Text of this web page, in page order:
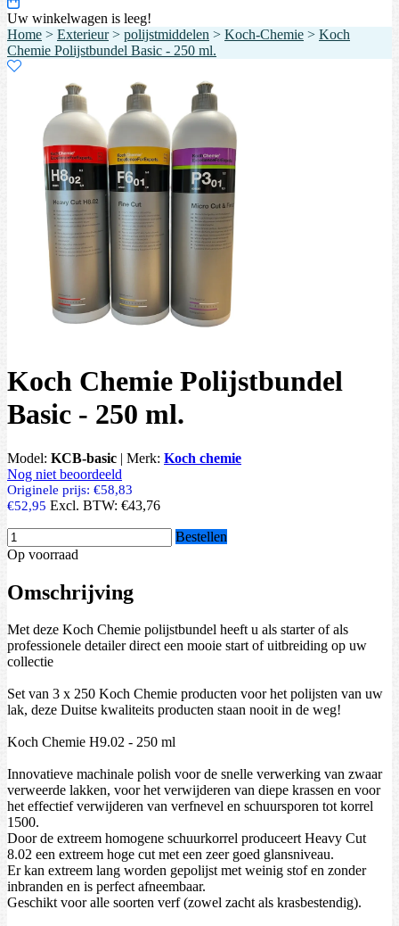
Uw winkelwagen is leeg!
Home > Exterieur> polijstmiddelen > Koch-Chemie > Koch
Chemie Polijstbundel Basic - 250 ml.
Koch Chemie Polijstbundel
Basic - 250 ml.
Model: KCB-basic | Merk: Koch chemie
Nog niet beoordeeld
Originele prijs: €58,83
€52,95 Excl. BTW: €43,76
Bestellen
Op voorraad
Omschrijving
Met deze Koch Chemie polijstbundel heeft u als starter of als
professionele detailer direct een mooie start of uitbreiding op uw
collectie
Set van 3 x 250 Koch Chemie producten voor het polijsten van uw
lak, deze Duitse kwaliteits producten staan nooit in de weg!
Koch Chemie H9.02 - 250 ml
Innovatieve machinale polish voor de snelle verwerking van zwaar
verweerde lakken, voor het verwijderen van diepe krassen en voor
het effectief verwijderen van verfnevel en schuursporen tot korrel
1500.
Door de extreem homogene schuurkorrel produceert Heavy Cut
8.02 een extreem hoge cut met een zeer goed glansniveau.
Er kan extreem lang worden gepolijst met weinig stof en zonder
inbranden en is perfect afneembaar.
Geschikt voor alle soorten verf (zowel zacht als krasbestendig).